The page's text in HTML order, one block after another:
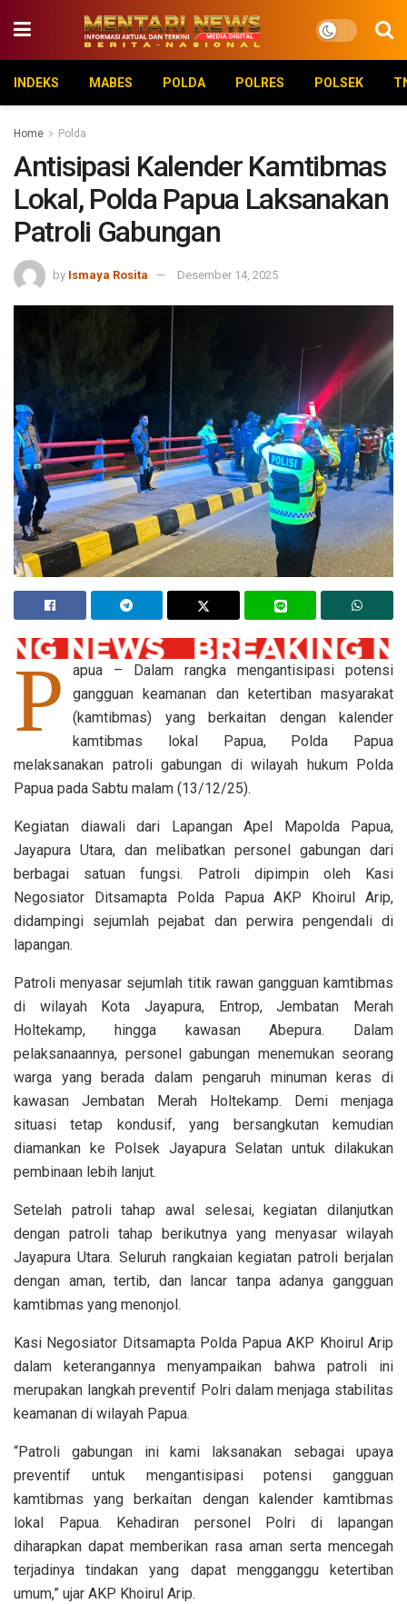
INDEKS MABES POLDA POLRES POLSEK
Home Polda
Antisipasi Kalender Kamtibmas
Lokal, Polda Papua Laksanakan
Patroli Gabungan
by Ismaya Rosita Desember 14, 2025
P
apua – Dalam rangka mengantisipasi potensi
gangguan keamanan dan ketertiban masyarakat
(kamtibmas) yang berkaitan dengan kalender
kamtibmas lokal Papua, Polda Papua
melaksanakan patroli gabungan di wilayah hukum Polda
Papua pada Sabtu malam (13/12/25).
Kegiatan diawali dari Lapangan Apel Mapolda Papua,
Jayapura Utara, dan melibatkan personel gabungan dari
berbagai satuan fungsi. Patroli dipimpin oleh Kasi
Negosiator Ditsamapta Polda Papua AKP Khoirul Arip,
didampingi sejumlah pejabat dan perwira pengendali di
lapangan.
Patroli menyasar sejumlah titik rawan gangguan kamtibmas
di wilayah Kota Jayapura, Entrop, Jembatan Merah
Holtekamp, hingga kawasan Abepura. Dalam
pelaksanaannya, personel gabungan menemukan seorang
warga yang berada dalam pengaruh minuman keras di
kawasan Jembatan Merah Holtekamp. Demi menjaga
situasi tetap kondusif, yang bersangkutan kemudian
diamankan ke Polsek Jayapura Selatan untuk dilakukan
pembinaan lebih lanjut.
Setelah patroli tahap awal selesai, kegiatan dilanjutkan
dengan patroli tahap berikutnya yang menyasar wilayah
Jayapura Utara. Seluruh rangkaian kegiatan patroli berjalan
dengan aman, tertib, dan lancar tanpa adanya gangguan
kamtibmas yang menonjol.
Kasi Negosiator Ditsamapta Polda Papua AKP Khoirul Arip
dalam keterangannya menyampaikan bahwa patroli ini
merupakan langkah preventif Polri dalam menjaga stabilitas
keamanan di wilayah Papua.
“Patroli gabungan ini kami laksanakan sebagai upaya
preventif untuk mengantisipasi potensi gangguan
kamtibmas yang berkaitan dengan kalender kamtibmas
lokal Papua. Kehadiran personel Polri di lapangan
diharapkan dapat memberikan rasa aman serta mencegah
terjadinya tindakan yang dapat mengganggu ketertiban
umum,” ujar AKP Khoirul Arip.